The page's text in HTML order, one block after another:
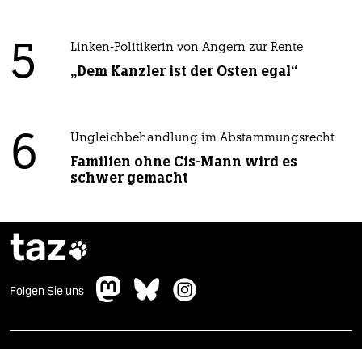
5 Linken-Politikerin von Angern zur Rente
„Dem Kanzler ist der Osten egal“
6 Ungleichbehandlung im Abstammungsrecht
Familien ohne Cis-Mann wird es
schwer gemacht
taz
Folgen Sie uns